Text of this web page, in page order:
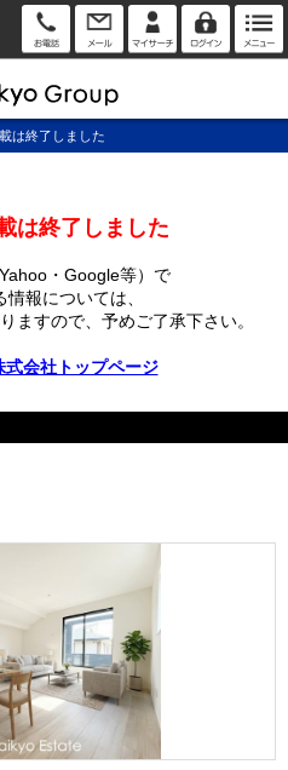
は終了しました
は終了しました
・Google等）で
報については、
ますので、 予めご了承下さい。
会社トップページ